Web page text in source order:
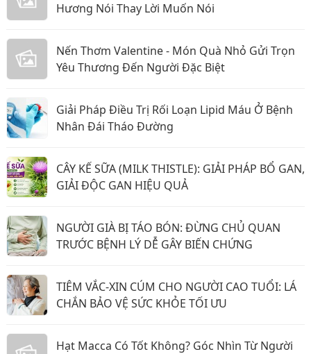
Hương Nói Thay Lời Muốn Nói
Nến Thơm Valentine - Món Quà Nhỏ Gửi Trọn
Yêu Thương Đến Người Đặc Biệt
Giải Pháp Điều Trị Rối Loạn Lipid Máu Ở Bệnh
Nhân Đái Tháo Đường
CÂY KẾ SỮA (MILK THISTLE): GIẢI PHÁP BỔ GAN,
GIẢI ĐỘC GAN HIỆU QUẢ
NGƯỜI GIÀ BỊ TÁO BÓN: ĐỪNG CHỦ QUAN
TRƯỚC BỆNH LÝ DỄ GÂY BIẾN CHỨNG
TIÊM VẮC-XIN CÚM CHO NGƯỜI CAO TUỔI: LÁ
CHẮN BẢO VỆ SỨC KHỎE TỐI ƯU
Hạt Macca Có Tốt Không? Góc Nhìn Từ Người